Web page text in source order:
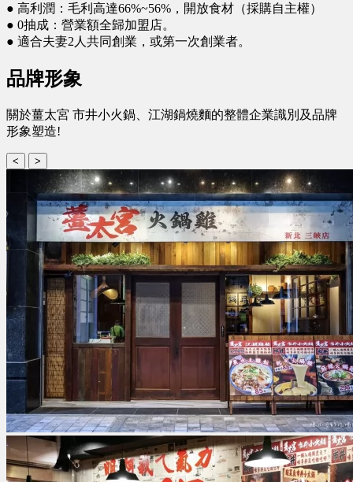
● 高利潤：毛利高達66%~56%，開放食材（採購自主權）
● 0抽成：營業額全歸加盟店。
● 適合夫妻2人共同創業，或第一次創業者。
品牌形象
關於薑太宮 市井小火鍋、江湖鍋燒麵的整體企業識別及品牌
形象塑造!
< >